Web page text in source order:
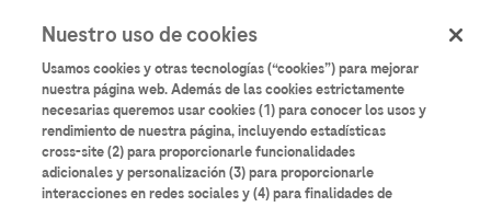
contenido
principal
User
account
menu
Iniciar sesión
Nuestro uso de cookies
Usamos cookies y otras tecnologías (“cookies”) para mejorar
nuestra página web. Además de las cookies estrictamente
necesarias queremos usar cookies (1) para conocer los usos y
rendimiento de nuestra página, incluyendo estadísticas
cross-site (2) para proporcionarle funcionalidades
adicionales y personalización (3) para proporcionarle
interacciones en redes sociales y (4) para finalidades de